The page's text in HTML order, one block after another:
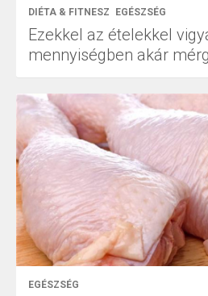
DIÉTA & FITNESZ EGÉSZSÉG
Ezekkel az ételekkel
mennyiségben akár
EGÉSZSÉG